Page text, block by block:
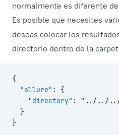
normalmente es diferente
Es posible que necesites
deseas colocar los
directorio dentro de la
{
  "allure"
: {
    "directory"
: "../../../
  }
}